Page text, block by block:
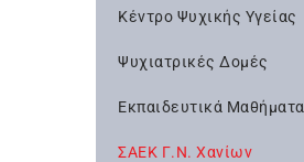
Κέντρο Ψυχικής Υγείας
Ψυχιατρικές Δομές
Εκπαιδευτικά Μαθήματα
ΣΑΕΚ Γ.Ν. Χανίων